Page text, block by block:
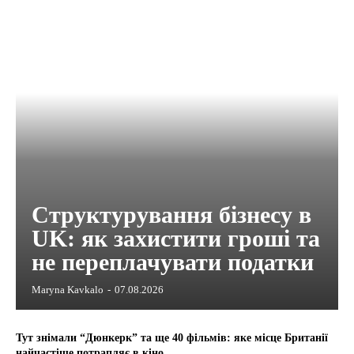
Структурування бізнесу в
UK: як захистити гроші та
не переплачувати податки
Maryna Kavkalo - 07.08.2026
Тут знімали “Дюнкерк” та ще 40 фільмів: яке місце Британії